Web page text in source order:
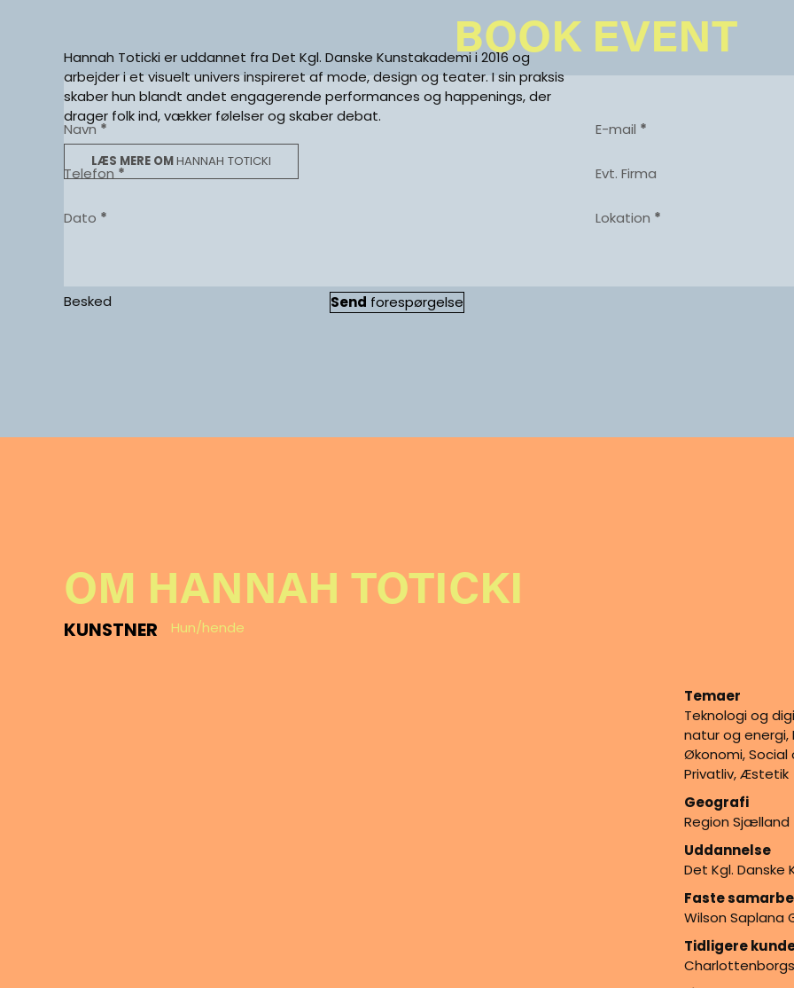
BOOK EVENT
Section
Navn * E-mail *
Telefon * Evt. Firma
Dato * Lokation *
Besked Send forespørgelse
OM HANNAH TOTICKI
KUNSTNER Hun/hende
Hannah Toticki er uddannet fra Det Kgl. Danske Kunstakademi i 2016 og
arbejder i et visuelt univers inspireret af mode, design og teater. I sin praksis
skaber hun blandt andet engagerende performances og happenings, der
drager folk ind, vækker følelser og skaber debat.
LÆS MERE OMHANNAH TOTICKI
Temaer
Teknologi og
natur og energi,
Økonomi, Social
Privatliv, Æstetik
Geografi
Region Sjælland
Uddannelse
Det Kgl. Danske
Faste
Wilson Saplana
Tidligere